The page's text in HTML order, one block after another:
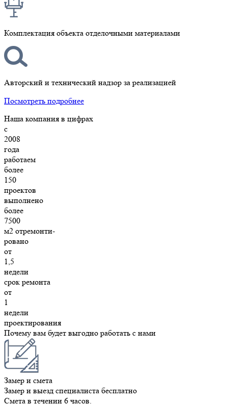
Комплектация объекта отделочными материалами
Авторский и технический надзор за реализацией
Посмотреть подробнее
Наша компания в цифрах
с
2008
года
работаем
более
150
проектов
выполнено
более
7500
м2 отремонти-
ровано
от
1,5
недели
срок ремонта
от
1
недели
проектирования
Почему вам будет выгодно работать с нами
Замер и смета
Замер и выезд специалиста бесплатно
Смета в течении 6 часов.